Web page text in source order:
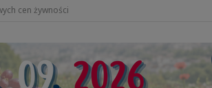
cen żywności